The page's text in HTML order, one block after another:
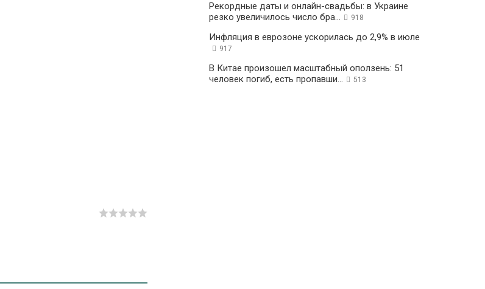
Рекордные даты и онлайн-свадьбы: в Украине
резко увеличилось число бра...
918
Инфляция в еврозоне ускорилась до 2,9% в июле
917
В Китае произошел масштабный оползень: 51
человек погиб, есть пропавши...
513